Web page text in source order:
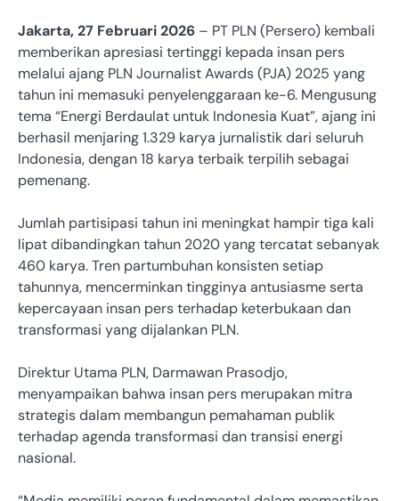
Jakarta, 27 Februari 2026 – PT PLN (Persero) kembali
memberikan apresiasi tertinggi kepada insan pers
melalui ajang PLN Journalist Awards (PJA) 2025 yang
tahun ini memasuki penyelenggaraan ke-6. Mengusung
tema “Energi Berdaulat untuk Indonesia Kuat”, ajang ini
berhasil menjaring 1.329 karya jurnalistik dari seluruh
Indonesia, dengan 18 karya terbaik terpilih sebagai
pemenang.
Jumlah partisipasi tahun ini meningkat hampir tiga kali
lipat dibandingkan tahun 2020 yang tercatat sebanyak
460 karya. Tren partumbuhan konsisten setiap
tahunnya, mencerminkan tingginya antusiasme serta
kepercayaan insan pers terhadap keterbukaan dan
transformasi yang dijalankan PLN.
Direktur Utama PLN, Darmawan Prasodjo,
menyampaikan bahwa insan pers merupakan mitra
strategis dalam membangun pemahaman publik
terhadap agenda transformasi dan transisi energi
nasional.